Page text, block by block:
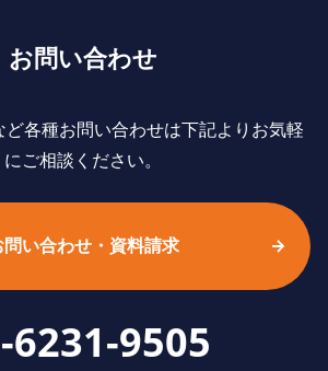
お問い合わせ
ど各種お問い合わせは下記よりお気軽
にご相談ください。
問い合わせ・資料請求
6231-9505